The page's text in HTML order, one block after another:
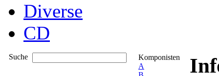
Diverse
CD
Suche
Komponisten
A